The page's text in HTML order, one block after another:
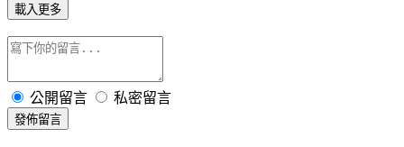
載入更多
公開留言 私密留言
發佈留言